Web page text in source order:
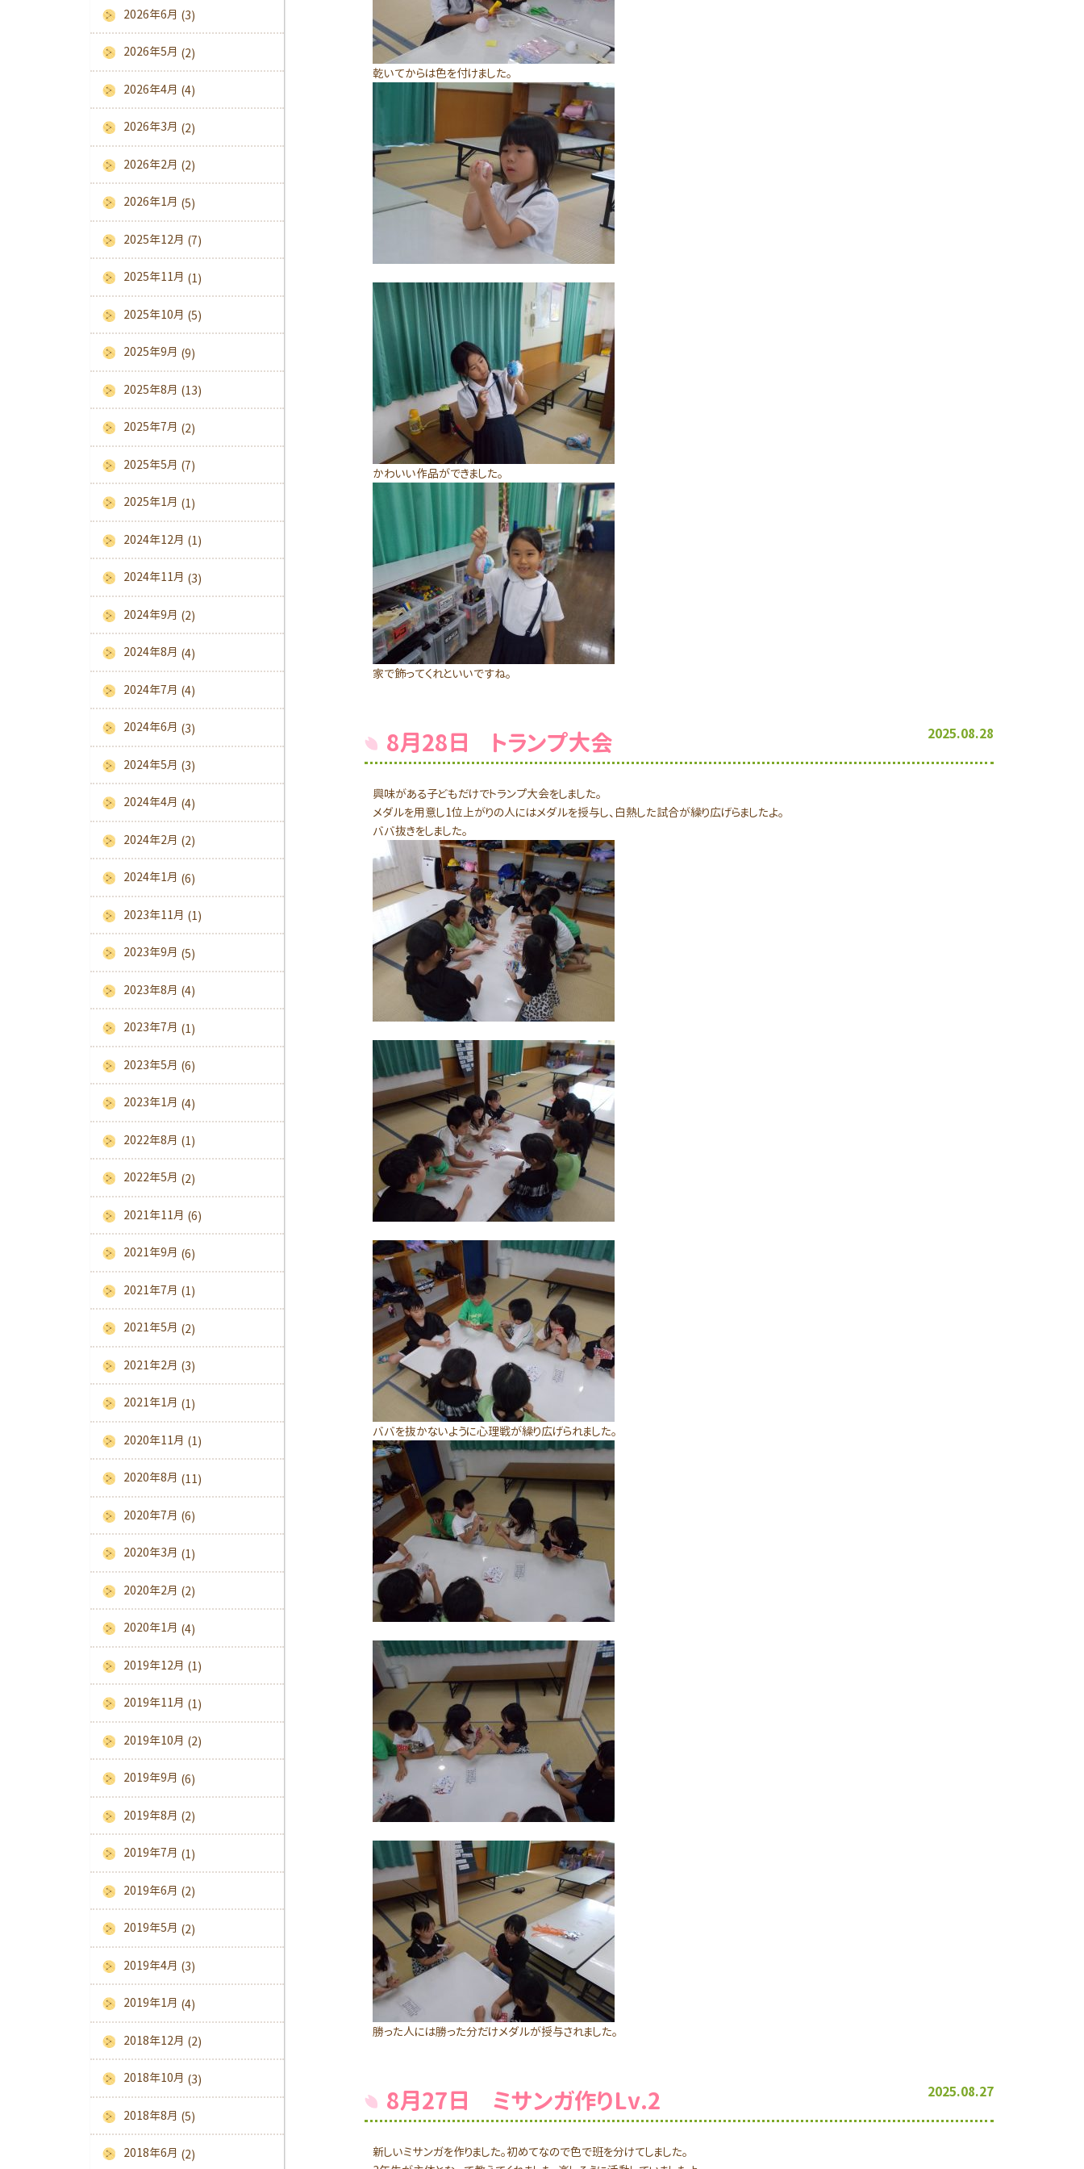
乾いてからは色を付けました。
かわいい作品ができました。
家で飾ってくれといいですね。
8月28日 トランプ大会 2025.08.28
興味がある子どもだけでトランプ大会をしました。
メダルを用意し1位上がりの人にはメダルを授与し、白熱した試合が繰り広げらましたよ。
ババ抜きをしました。
ババを抜かないように心理戦が繰り広げられました。
勝った人には勝った分だけメダルが授与されました。
8月27日 ミサンガ作りLv.2 2025.08.27
新しいミサンガを作りました。初めてなので色で班を分けてしました。
2026年6月 (3)
2026年5月 (2)
2026年4月 (4)
2026年3月 (2)
2026年2月 (2)
2026年1月 (5)
2025年12月 (7)
2025年11月 (1)
2025年10月 (5)
2025年9月 (9)
2025年8月 (13)
2025年7月 (2)
2025年5月 (7)
2025年1月 (1)
2024年12月 (1)
2024年11月 (3)
2024年9月 (2)
2024年8月 (4)
2024年7月 (4)
2024年6月 (3)
2024年5月 (3)
2024年4月 (4)
2024年2月 (2)
2024年1月 (6)
2023年11月 (1)
2023年9月 (5)
2023年8月 (4)
2023年7月 (1)
2023年5月 (6)
2023年1月 (4)
2022年8月 (1)
2022年5月 (2)
2021年11月 (6)
2021年9月 (6)
2021年7月 (1)
2021年5月 (2)
2021年2月 (3)
2021年1月 (1)
2020年11月 (1)
2020年8月 (11)
2020年7月 (6)
2020年3月 (1)
2020年2月 (2)
2020年1月 (4)
2019年12月 (1)
2019年11月 (1)
2019年10月 (2)
2019年9月 (6)
2019年8月 (2)
2019年7月 (1)
2019年6月 (2)
2019年5月 (2)
2019年4月 (3)
2019年1月 (4)
2018年12月 (2)
2018年10月 (3)
2018年8月 (5)
2018年6月 (2)